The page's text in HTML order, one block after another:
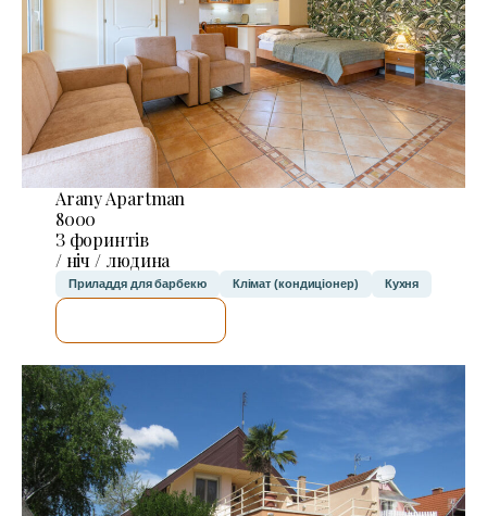
Arany Apartman
8000
З форинтів
/ ніч / людина
Приладдя для барбекю Клімат (кондиціонер) Кухня